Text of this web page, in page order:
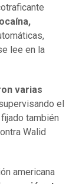
lee en la
varias
el
también
Walid
americana